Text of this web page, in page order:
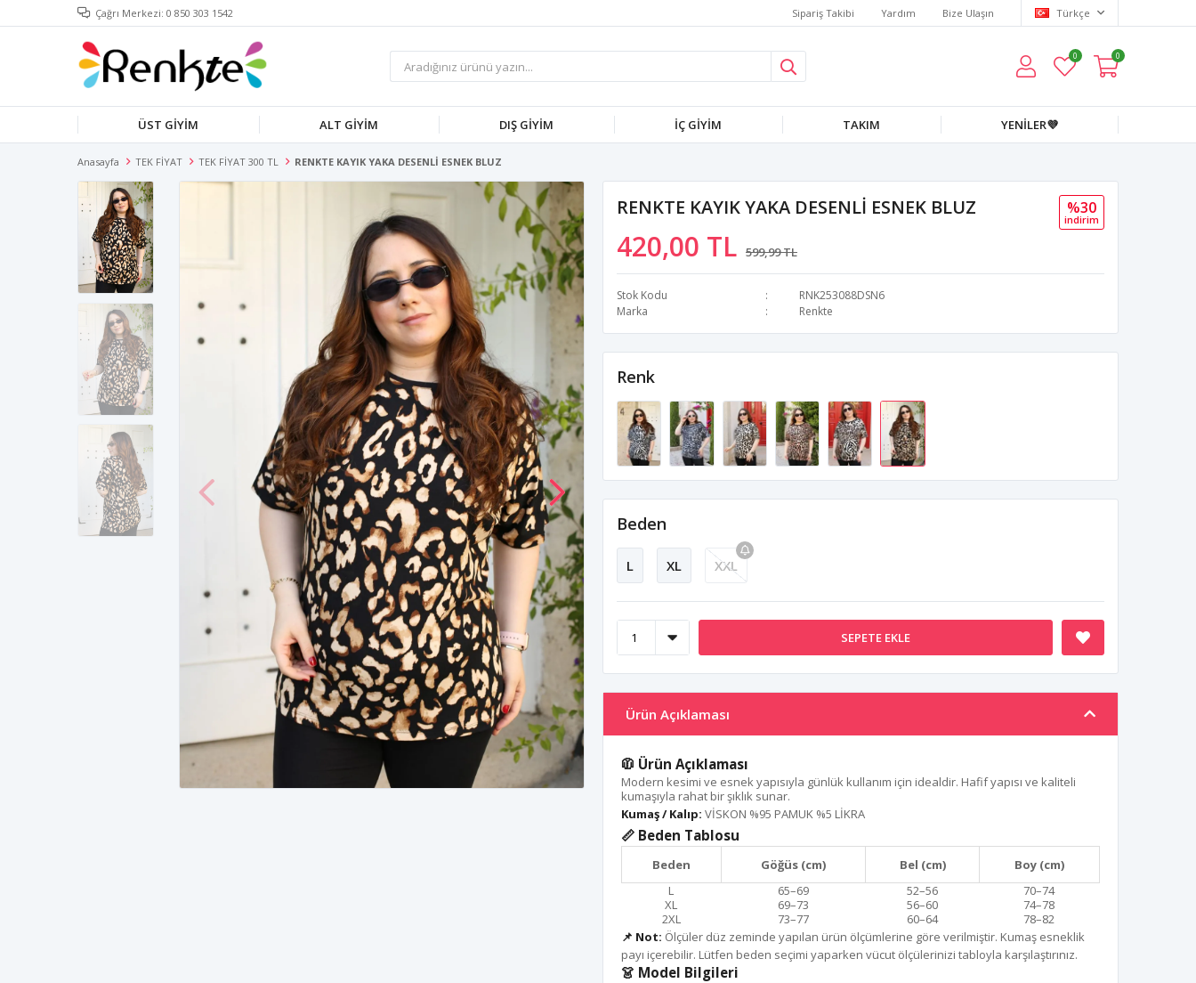
Çağrı Merkezi: 0 850 303 1542 Sipariş Takibi Yardım Bize Ulaşın Türkçe
0 0
ÜST GİYİM ALT GİYİM DIŞ GİYİM İÇ GİYİM TAKIM YENİLER💜
Anasayfa TEK FİYAT TEK FİYAT 300 TL RENKTE KAYIK YAKA DESENLİ ESNEK BLUZ
RENKTE KAYIK YAKA DESENLİ ESNEK BLUZ
420,00 TL 599,99 TL
%30
i̇ndi̇ri̇m
Stok Kodu
RNK253088DSN6
Marka
Renkte
Renk
Beden
L XL XXL
SEPETE EKLE
Ürün Açıklaması
🧥 Ürün Açıklaması
Modern kesimi ve esnek yapısıyla günlük kullanım için idealdir. Hafif yapısı ve kaliteli
kumaşıyla rahat bir şıklık sunar.
Kumaş / Kalıp: VİSKON %95 PAMUK %5 LİKRA
📏 Beden Tablosu
Beden Göğüs (cm) Bel (cm)
Boy (cm)
L
65–69 52–56
70–74
XL
69–73 56–60
74–78
2XL
73–77 60–64
78–82
📌 Not: Ölçüler düz zeminde yapılan ürün ölçümlerine göre verilmiştir. Kumaş esneklik
payı içerebilir. Lütfen beden seçimi yaparken vücut ölçülerinizi tabloyla karşılaştırınız.
👗 Model Bilgileri